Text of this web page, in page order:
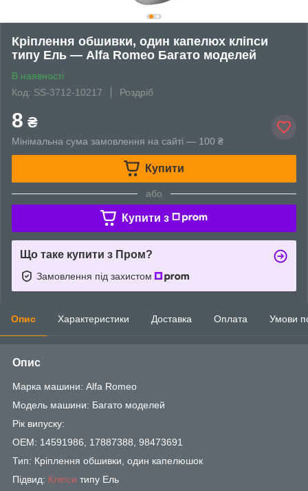
Кріплення обшивки, один капелюх кліпси
типу Ель — Alfa Romeo Багато моделей
В наявності
Код: SS-3712-10217
Роздріб
8 ₴
Мінімальна сума замовлення на сайті — 100 ₴
Купити
або
Купити з
Що таке купити з Пром?
Замовлення під захистом
Опис Характеристики Доставка Оплата Умови
Опис
Марка машини: Alfa Romeo
Модель машини: Багато моделей
Рік випуску:
OEM: 14591986, 17887388, 98473691
Тип: Кріплення обшивки, один капелюшок
Підвид: Кліпси типу Ель